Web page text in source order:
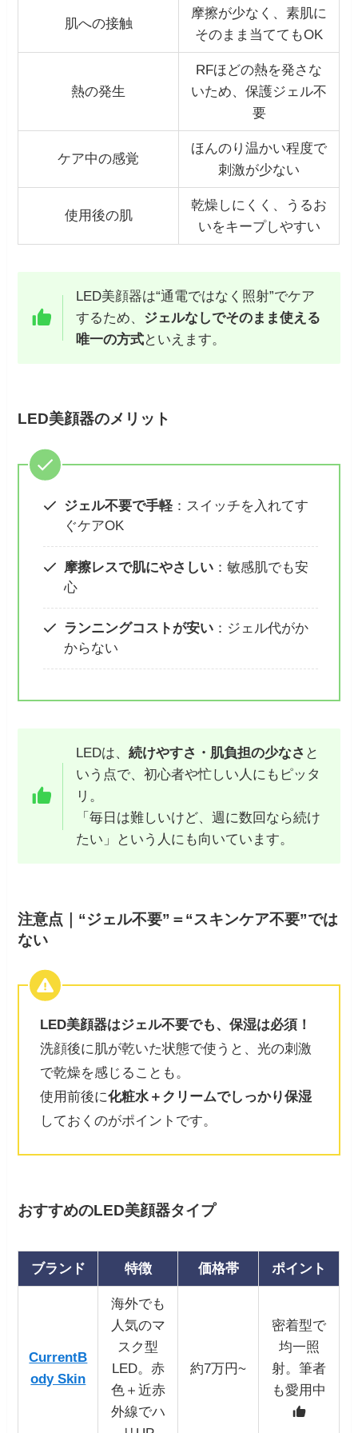
肌への接触
摩擦が少なく、素肌に
そのまま当ててもOK
熱の発生
RFほどの熱を発さな
いため、保護ジェル不
要
ケア中の感覚
ほんのり温かい程度で
刺激が少ない
使用後の肌
乾燥しにくく、うるお
いをキープしやすい
LED美顔器は“通電ではなく照射”でケア
するため、 ジェルなしでそのまま使える
唯一の方式といえます。
LED美顔器のメリット
ジェル不要で手軽：スイッチを入れてす
ぐケアOK
摩擦レスで肌にやさしい：敏感肌でも安
心
ランニングコストが安い：ジェル代がか
からない
LEDは、 続けやすさ・肌負担の少なさ と
いう点で、初心者や忙しい人にもピッタ
リ。
「毎日は難しいけど、週に数回なら続け
たい」という人にも向いています。
注意点｜“ジェル不要”＝“スキンケア不要”では
ない
LED美顔器はジェル不要でも、保湿は必須！
洗顔後に肌が乾いた状態で使うと、光の刺激
で乾燥を感じることも。
使用前後に化粧水＋クリームでしっかり保湿
しておくのがポイントです。
おすすめのLED美顔器タイプ
ブランド 特徴 価格帯 ポイント
CurrentB
ody Skin
海外でも
人気のマ
スク型
LED。赤
色＋近赤
外線でハ
約7万円~
密着型で
均一照
射。筆者
も愛用中